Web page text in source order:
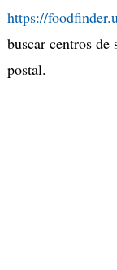
https://
buscar centros
postal.